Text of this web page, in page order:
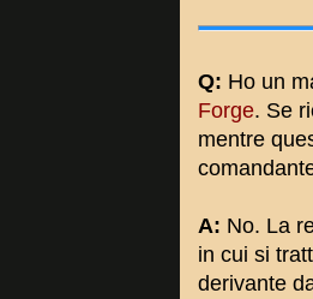
Q: Ho un
Forge. Se
mentre
A: No. La
in cui si
derivante